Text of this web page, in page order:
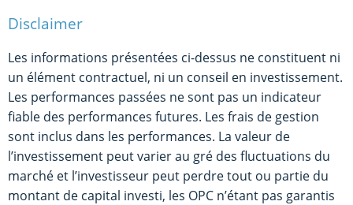
Disclaimer
Les informations présentées ci-dessus ne constituent ni
un élément contractuel, ni un conseil en investissement.
Les performances passées ne sont pas un indicateur
fiable des performances futures. Les frais de gestion
sont inclus dans les performances. La valeur de
l’investissement peut varier au gré des fluctuations du
marché et l’investisseur peut perdre tout ou partie du
montant de capital investi, les OPC n’étant pas garantis